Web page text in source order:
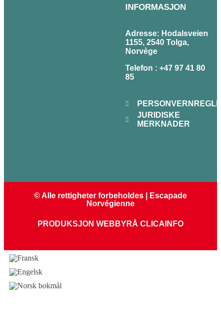
INFORMASJON
Adresse: Hodalsveien
1155, 2540 Tolga,
Norvège
Telefon : +47 97 41 80
85
JURIDISKE
MERKNADER
© Alle rettigheter forbeholdes | Escapade
Norvégienne
PRODUKSJON WEBBYRÅ CLICAINFO